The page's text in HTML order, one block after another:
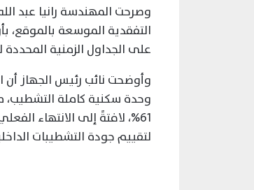
التفقدية الموسعة بالموقع،
على الجداول الزمنية
وحدة سكنية كاملة التشطيب،
61%، لافتةً إلى الانتهاء
لتقييم جودة التشطيبات